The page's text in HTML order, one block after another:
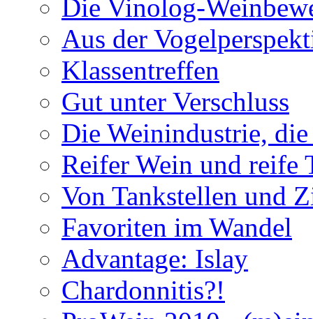
Die Vinolog-
Aus der
Klassentreffen
Gut unter Verschluss
Die Weinindustrie,
Reifer Wein und reife
Von Tankstellen und
Favoriten im Wandel
Advantage: Islay
Chardonnitis?!